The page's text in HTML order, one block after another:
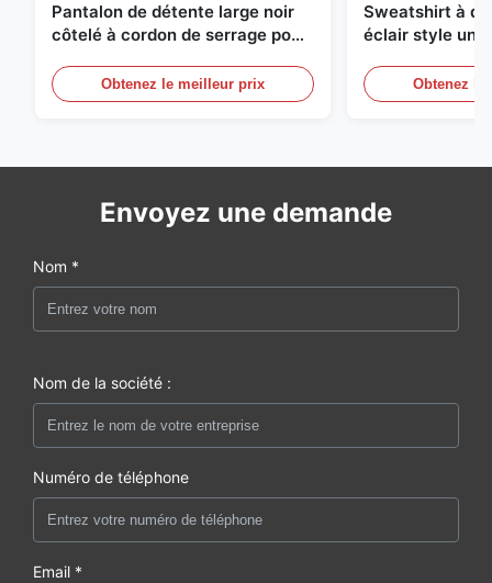
Pantalon de détente large noir
côtelé à cordon de serrage pour
Obtenez le meilleur prix
Sweatshirt à
éclair style
rayuresObtenez
Envoyez une demande
Nom *
Nom de la société :
Numéro de téléphone
Email *